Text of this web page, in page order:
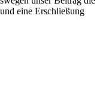
eine Erschließung